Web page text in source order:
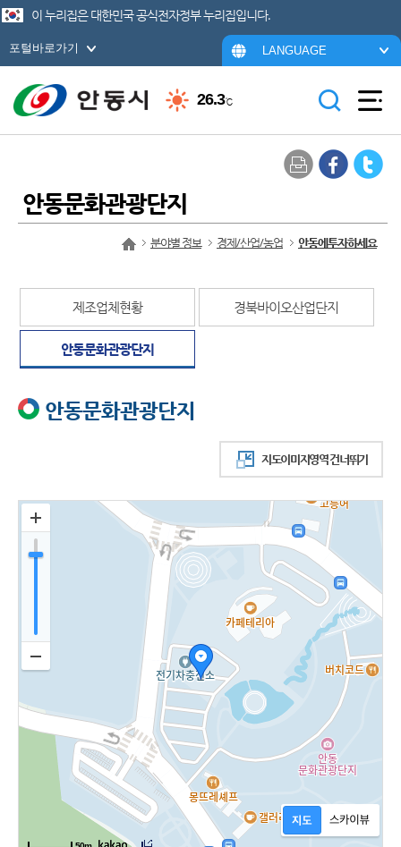
이 누리집은 대한민국 공식전자정부 누리집입니다.
포털바로가기 LANGUAGE
26.3℃
안동문화관광단지
분야별 정보 경제/산업/농업 안동에투자하세요
제조업체현황 경북바이오산업단지
안동문화관광단지
안동문화관광단지
지도이미지영역 건너뛰기
지도이미지 영역